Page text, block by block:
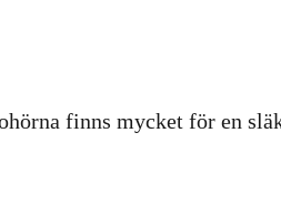
finns mycket för en